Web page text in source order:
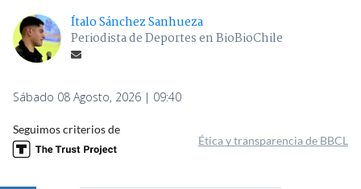
Ítalo Sánchez Sanhueza
Periodista de Deportes en BioBioChile
Sábado 08 Agosto, 2026 | 09:40
Seguimos criterios de
Ética y transparencia de BBCL